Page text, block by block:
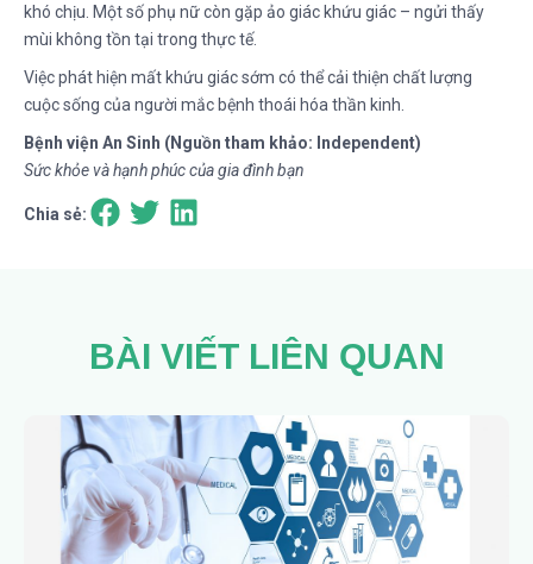
khó chịu. Một số phụ nữ còn gặp ảo giác khứu giác – ngửi thấy
mùi không tồn tại trong thực tế.
Việc phát hiện mất khứu giác sớm có thể cải thiện chất lượng
cuộc sống của người mắc bệnh thoái hóa thần kinh.
Bệnh viện An Sinh (Nguồn tham khảo: Independent)
Sức khỏe và hạnh phúc của gia đình bạn
Chia sẻ:
BÀI VIẾT LIÊN QUAN